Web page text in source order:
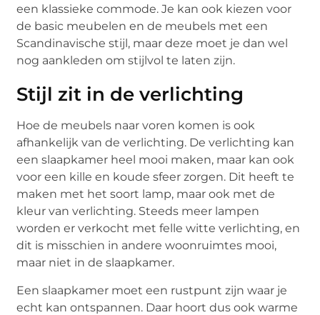
een klassieke commode. Je kan ook kiezen voor
de basic meubelen en de meubels met een
Scandinavische stijl, maar deze moet je dan wel
nog aankleden om stijlvol te laten zijn.
Stijl zit in de verlichting
Hoe de meubels naar voren komen is ook
afhankelijk van de verlichting. De verlichting kan
een slaapkamer heel mooi maken, maar kan ook
voor een kille en koude sfeer zorgen. Dit heeft te
maken met het soort lamp, maar ook met de
kleur van verlichting. Steeds meer lampen
worden er verkocht met felle witte verlichting, en
dit is misschien in andere woonruimtes mooi,
maar niet in de slaapkamer.
Een slaapkamer moet een rustpunt zijn waar je
echt kan ontspannen. Daar hoort dus ook warme